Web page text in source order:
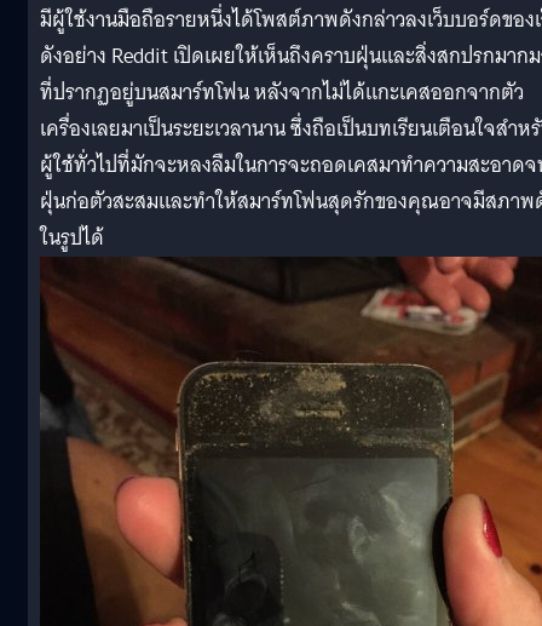
มีผู้ใช้งานมือถือรายหนึ่งได้โพสต์ภาพดังกล่าวลงเว็บบอร์ดของ
ดังอย่าง Reddit เปิดเผยให้เห็นถึงคราบฝุ่นและสิ่งสกปรกมาก
ที่ปรากฏอยู่บนสมาร์ทโฟน หลังจากไม่ได้แกะเคสออกจากตัว
เครื่องเลยมาเป็นระยะเวลานาน ซึ่งถือเป็นบทเรียนเตือนใจสำห
ผู้ใช้ทั่วไปที่มักจะหลงลืมในการจะถอดเคสมาทำความสะอาด
ฝุ่นก่อตัวสะสมและทำให้สมาร์ทโฟนสุดรักของคุณอาจมีสภาพ
ในรูปได้